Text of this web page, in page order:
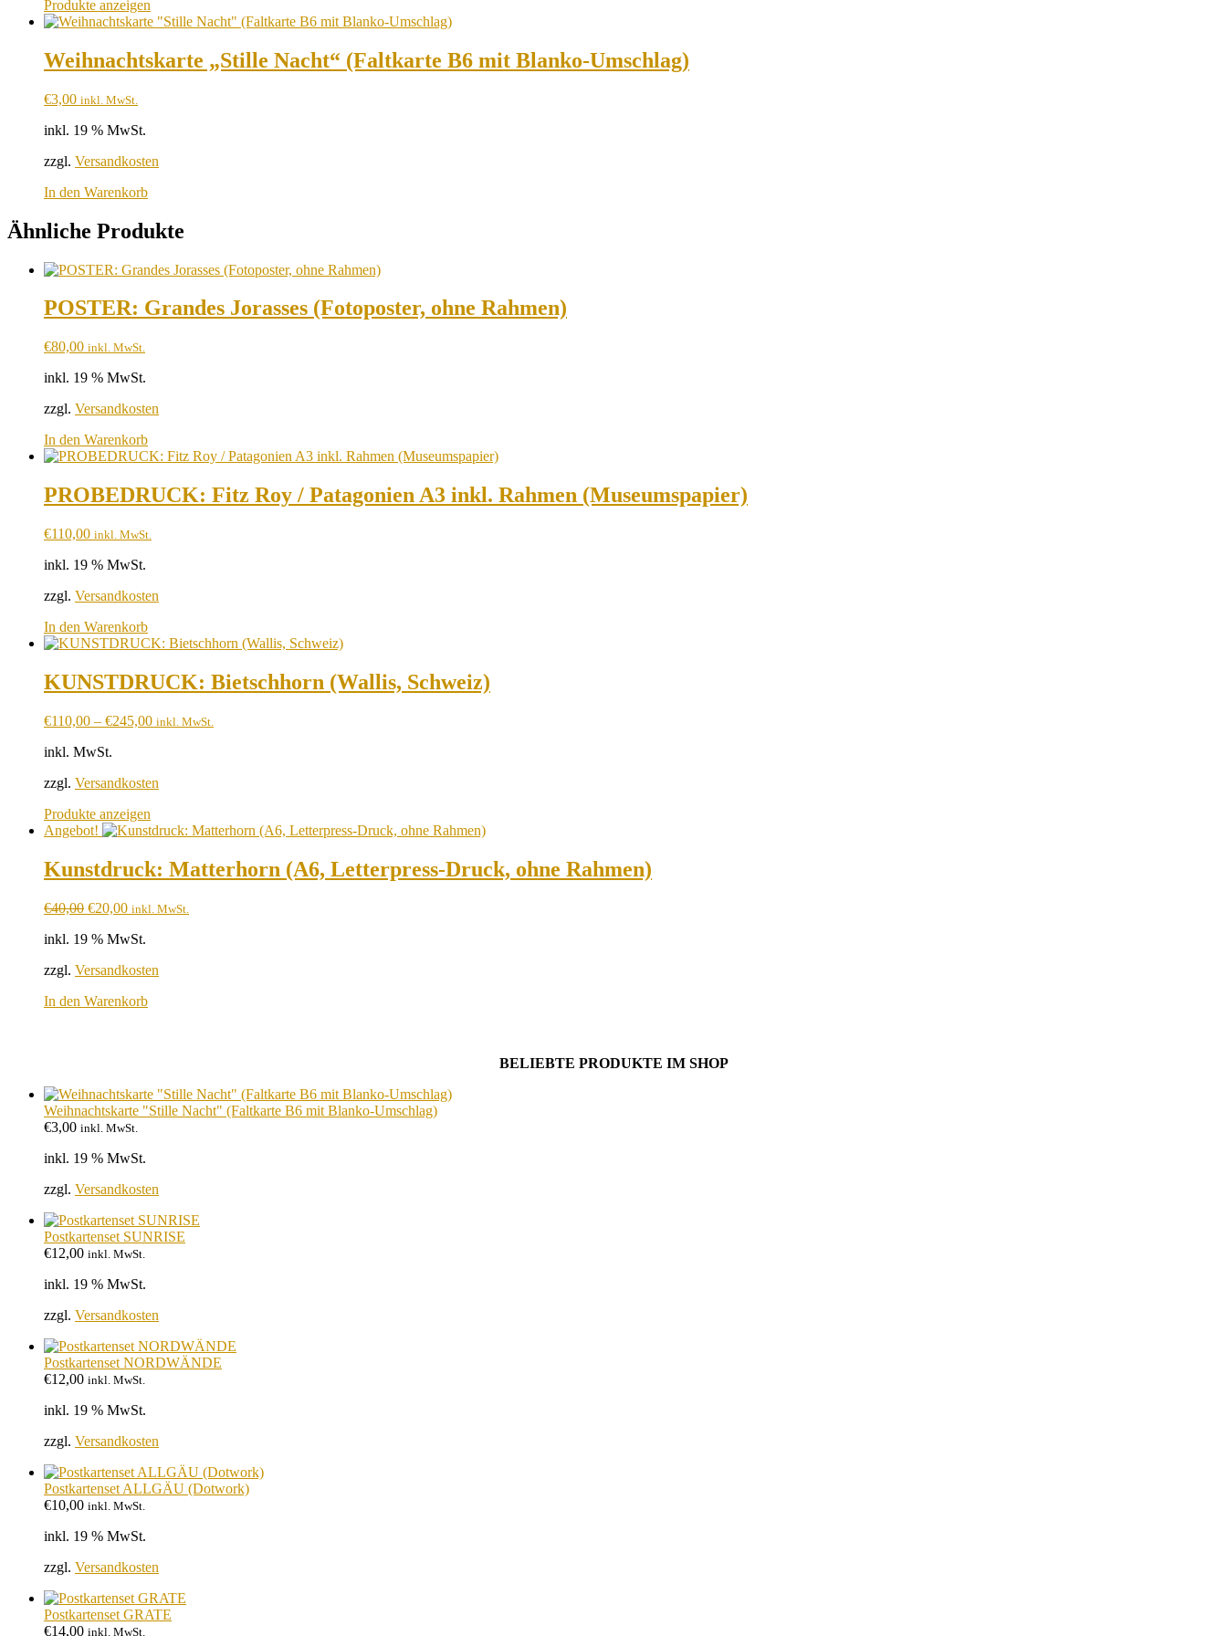
Produkte anzeigen
Weihnachtskarte „Stille Nacht“ (Faltkarte B6 mit Blanko-Umschlag)
€3,00 inkl. MwSt.
inkl. 19 % MwSt.
zzgl. Versandkosten
In den Warenkorb
Ähnliche Produkte
POSTER: Grandes Jorasses (Fotoposter, ohne Rahmen)
€80,00 inkl. MwSt.
inkl. 19 % MwSt.
zzgl. Versandkosten
In den Warenkorb
PROBEDRUCK: Fitz Roy / Patagonien A3 inkl. Rahmen (Museumspapier)
€110,00 inkl. MwSt.
inkl. 19 % MwSt.
zzgl. Versandkosten
In den Warenkorb
KUNSTDRUCK: Bietschhorn (Wallis, Schweiz)
€110,00 – €245,00 inkl. MwSt.
inkl. MwSt.
zzgl. Versandkosten
Produkte anzeigen
Angebot!
Kunstdruck: Matterhorn (A6, Letterpress-Druck, ohne Rahmen)
€40,00 Ursprünglicher
war:
€20,00Aktueller
ist:
inkl. MwSt.
inkl. 19 % MwSt.
zzgl. Versandkosten
In den Warenkorb
BELIEBTE PRODUKTE IM SHOP
Weihnachtskarte "Stille Nacht" (Faltkarte B6 mit Blanko-Umschlag)
€3,00 inkl. MwSt.
inkl. 19 % MwSt.
zzgl. Versandkosten
Postkartenset SUNRISE
€12,00 inkl. MwSt.
inkl. 19 % MwSt.
zzgl. Versandkosten
Postkartenset NORDWÄNDE
€12,00 inkl. MwSt.
inkl. 19 % MwSt.
zzgl. Versandkosten
Postkartenset ALLGÄU (Dotwork)
€10,00 inkl. MwSt.
inkl. 19 % MwSt.
zzgl. Versandkosten
Postkartenset GRATE
€14,00 inkl. MwSt.